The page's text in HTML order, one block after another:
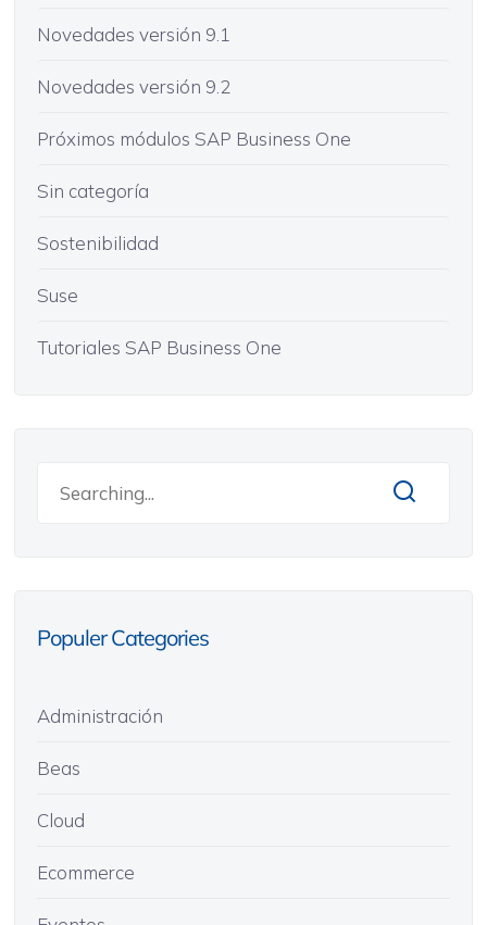
Novedades versión 9.1
Novedades versión 9.2
Próximos módulos SAP Business One
Sin categoría
Sostenibilidad
Suse
Tutoriales SAP Business One
Populer Categories
Administración
Beas
Cloud
Ecommerce